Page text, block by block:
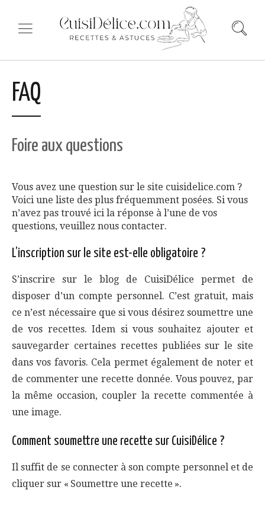
FAQ
Foire aux questions
Vous avez une question sur le site cuisidelice.com ?
Voici une liste des plus fréquemment posées. Si vous
n’avez pas trouvé ici la réponse à l’une de vos
questions, veuillez nous contacter.
L’inscription sur le site est-elle obligatoire ?
S’inscrire sur le blog de CuisiDélice permet de
disposer d’un compte personnel. C’est gratuit, mais
ce n’est nécessaire que si vous désirez soumettre une
de vos recettes. Idem si vous souhaitez ajouter et
sauvegarder certaines recettes publiées sur le site
dans vos favoris. Cela permet également de noter et
de commenter une recette donnée. Vous pouvez, par
la même occasion, coupler la recette commentée à
une image.
Comment soumettre une recette sur CuisiDélice ?
Il suffit de se connecter à son compte personnel et de
cliquer sur « Soumettre une recette ».